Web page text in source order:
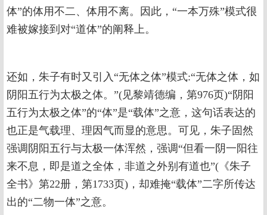
体”的体用不二、体用不离。因此，“一本万殊”模式很
难被嫁接到对“道体”的阐释上。
还如，朱子有时又引入“无体之体”模式:“无体之体，如
阴阳五行为太极之体。”(见黎靖德编，第976页)“阴阳
五行为太极之体”的“体”是“载体”之意，这句话表达的
也正是气载理、理因气而显的意思。可见，朱子固然
强调阴阳五行与太极一体浑然，强调“但看一阴一阳往
来不息，即是道之全体，非道之外别有道也”(《朱子
全书》第22册，第1733页)，却难掩“载体”二字所传达
出的“二物一体”之意。